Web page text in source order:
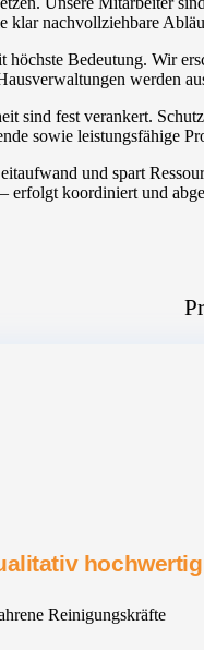
klar nachvollziehbare
höchste Bedeutung. Wir
werden
sind fest verankert.
sowie leistungsfähige
und spart
erfolgt koordiniert und
hochwertig
Reinigungskräfte